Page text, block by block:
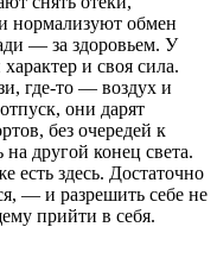
нормализуют обмен
— за здоровьем. У
и своя сила.
где-то — воздух и
они дарят
без очередей к
на другой конец света.
есть здесь. Достаточно
— и разрешить себе не
прийти в себя.